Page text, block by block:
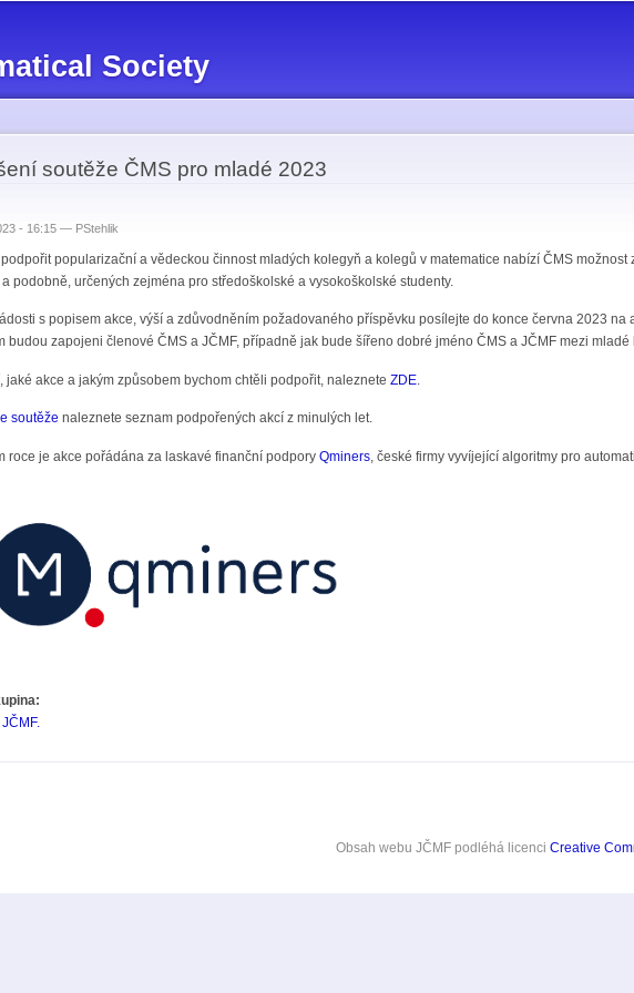
Society
soutěže ČMS pro mladé 2023
- 16:15 — PStehlik
popularizační a vědeckou činnost mladých kolegyň a kolegů v matematice nabízí ČMS
podobně, určených zejména pro středoškolské a vysokoškolské studenty.
s popisem akce, výší a zdůvodněním požadovaného příspěvku posílejte do konce června 2023 na
budou zapojeni členové ČMS a JČMF, případně jak bude šířeno dobré jméno ČMS a JČMF mezi mladé
jaké akce a jakým způsobem bychom chtěli podpořit, naleznete ZDE.
soutěže naleznete seznam podpořených akcí z minulých let.
roce je akce pořádána za laskavé finanční podpory Qminers, české firmy vyvíjející algoritmy pro
Obsah webu JČMFpodléhá licenci Creative